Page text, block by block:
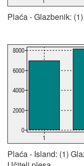
Plaća - Glazbenik:
Plaća - Island: (1)